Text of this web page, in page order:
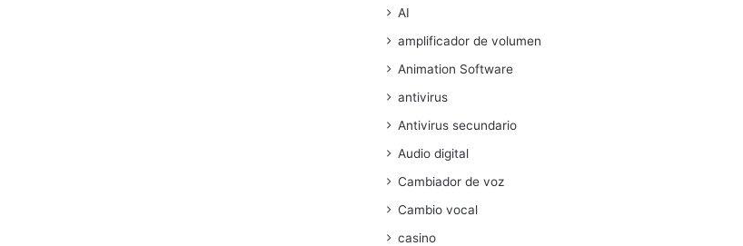
AI
amplificador de volumen
Animation Software
antivirus
Antivirus secundario
Audio digital
Cambiador de voz
Cambio vocal
casino